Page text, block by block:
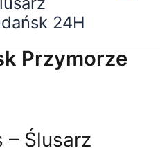
24H
Przymorze
– Ślusarz